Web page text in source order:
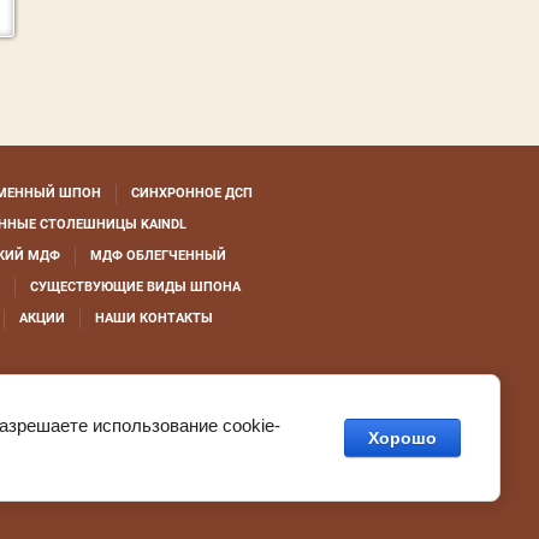
ШПОН
СИНХРОННОЕ ДСП
СТОЛЕШНИЦЫ KAINDL
МДФ
МДФ ОБЛЕГЧЕННЫЙ
СУЩЕСТВУЮЩИЕ ВИДЫ ШПОНА
АКЦИИ
НАШИ КОНТАКТЫ
использование cookie-
Хорошо